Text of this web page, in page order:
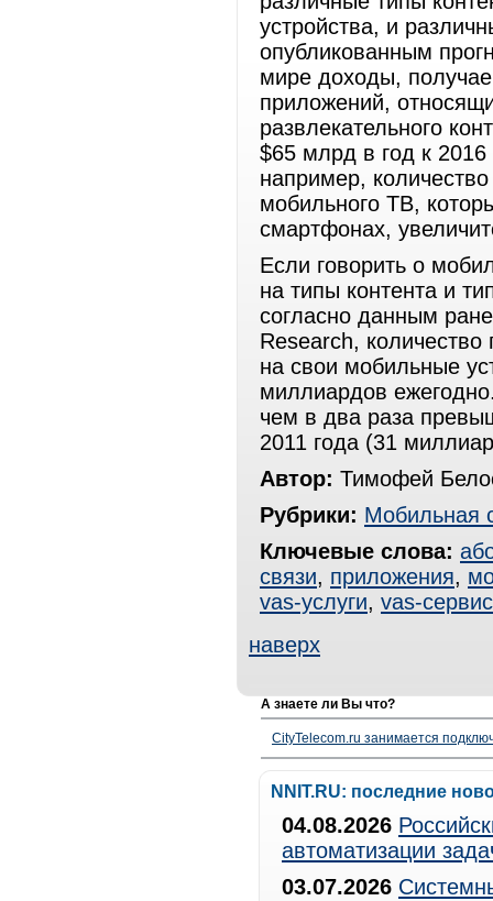
устройства, и
опубликованным
мире доходы,
приложений,
развлекательного
$65 млрд в год к
например,
мобильного ТВ,
смартфонах,
Если говорить о
на типы контента и
согласно данным
Research,
на свои мобильные
миллиардов
чем в два раза
2011 года (31
Автор: Тимофей
Рубрики: Мобильная
Ключевые слова:
связи, приложения,
vas-услуги, vas-
наверх
А знаете ли Вы что?
CityTelecom.ru занимается
NNIT.RU: последние
04.08.2026
автоматизации
03.07.2026